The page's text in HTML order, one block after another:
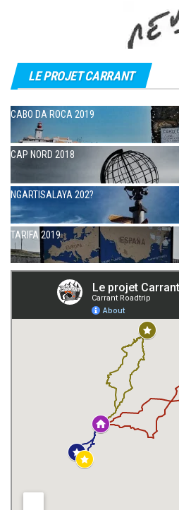
LE PROJET CARRANT
CABO DA ROCA 2019
CAP NORD 2018
NGARTISALAYA 202?
TARIFA 2019